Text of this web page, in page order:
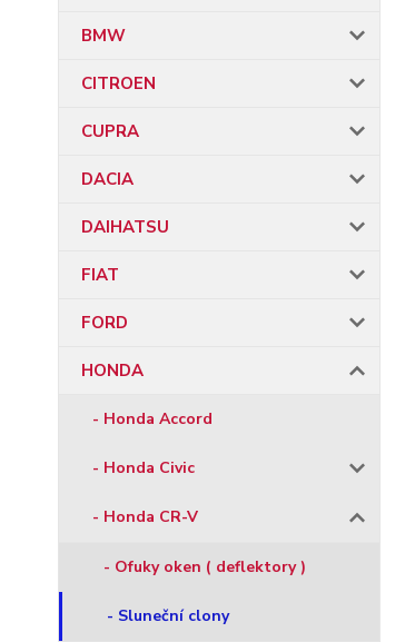
BMW
CITROEN
CUPRA
DACIA
DAIHATSU
FIAT
FORD
HONDA
- Honda Accord
- Honda Civic
- Honda CR-V
- Ofuky oken ( deflektory )
- Sluneční clony